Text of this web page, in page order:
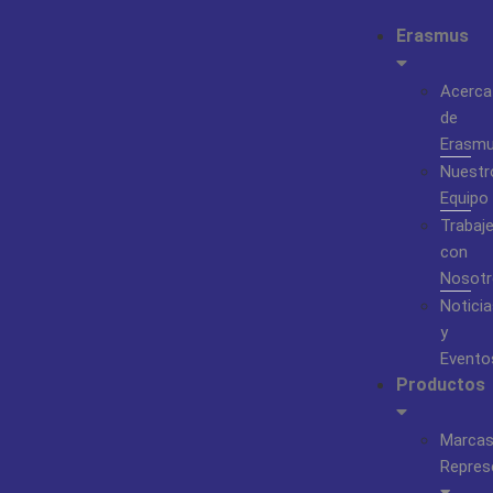
Erasmus
Acerca
de
Equipo
Trabaje
con
y
Productos
Marcas